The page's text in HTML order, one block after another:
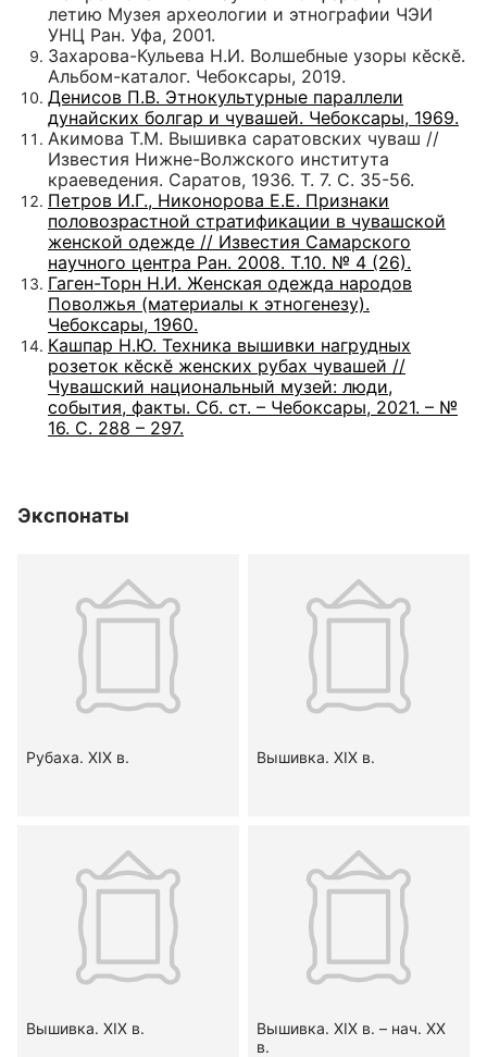
летию Музея археологии и этнографии ЧЭИ
УНЦ Ран. Уфа, 2001.
Захарова-Кульева Н.И. Волшебные узоры кӗскӗ.
Альбом-каталог. Чебоксары, 2019.
Денисов П.В. Этнокультурные параллели
дунайских болгар и чувашей. Чебоксары, 1969.
Акимова Т.М. Вышивка саратовских чуваш //
Известия Нижне-Волжского института
краеведения. Саратов, 1936. Т. 7. С. 35-56.
Петров И.Г., Никонорова Е.Е. Признаки
половозрастной стратификации в чувашской
женской одежде // Известия Самарского
научного центра Ран. 2008. Т.10. № 4 (26).
Гаген-Торн Н.И. Женская одежда народов
Поволжья (материалы к этногенезу).
Чебоксары, 1960.
Кашпар Н.Ю. Техника вышивки нагрудных
розеток кӗскӗ женских рубах чувашей //
Чувашский национальный музей: люди,
события, факты. Сб. ст. – Чебоксары, 2021. – №
16. С. 288 – 297.
Экспонаты
Рубаха. XIX в. Вышивка. XIX в.
Вышивка. XIX в.
Вышивка. XIX в. – нач. XX
в.